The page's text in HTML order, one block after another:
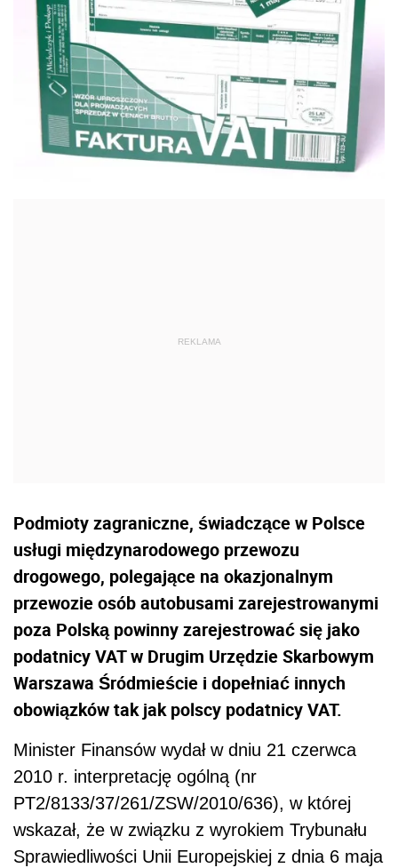
Podmioty zagraniczne, świadczące w Polsce
usługi międzynarodowego przewozu
drogowego, polegające na okazjonalnym
przewozie osób autobusami zarejestrowanymi
poza Polską powinny zarejestrować się jako
podatnicy VAT w Drugim Urzędzie Skarbowym
Warszawa Śródmieście i dopełniać innych
obowiązków tak jak polscy podatnicy VAT.
Minister Finansów wydał w dniu 21 czerwca
2010 r. interpretację ogólną (nr
PT2/8133/37/261/ZSW/2010/636), w której
wskazał, że w związku z wyrokiem Trybunału
Sprawiedliwości Unii Europejskiej z dnia 6 maja